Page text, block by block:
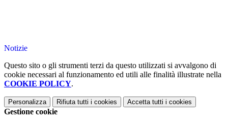
Notizie
Questo sito o gli strumenti terzi da questo utilizzati si avvalgono di
cookie necessari al funzionamento ed utili alle finalità illustrate nella
COOKIE POLICY.
Personalizza Rifiuta tutti i cookies Accetta tutti i cookies
Gestione cookie